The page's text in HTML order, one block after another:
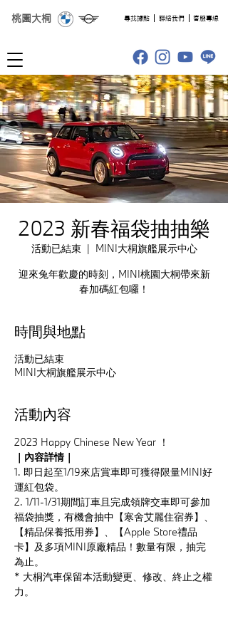
桃園大桐 ​尋找據點 聯絡我們 客服專線
2023 新春福袋抽抽樂
活動已結束 MINI大桐旗艦展示中心
迎來兔年歡慶的時刻，MINI桃園大桐帶來新
春加碼紅包囉！
時間與地點
活動已結束
MINI大桐旗艦展示中心
活動內容
2023 Happy Chinese New Year ！
｜內容詳情｜
1. 即日起至1/19來店賞車即可獲得限量MINI好
運紅包袋。
2. 1/11-1/31期間訂車且完成領牌交車即可參加
福袋抽獎，有機會抽中【寒舍艾麗住宿券】、
【精品保養抵用券】、【Apple Store禮品
卡】及多項MINI原廠精品！數量有限，抽完
為止。
* 大桐汽車保留本活動變更、修改、終止之權
力。